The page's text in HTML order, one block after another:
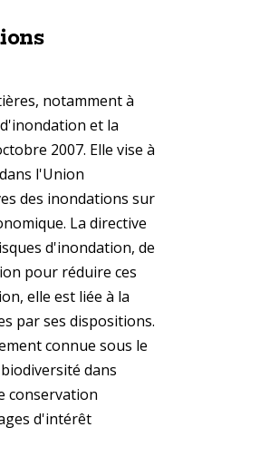
notamment à
et la
2007. Elle vise à
l'Union
des inondations sur
La directive
d'inondation, de
pour réduire ces
elle est liée à la
par ses dispositions.
connue sous le
dans
conservation
d'intérêt